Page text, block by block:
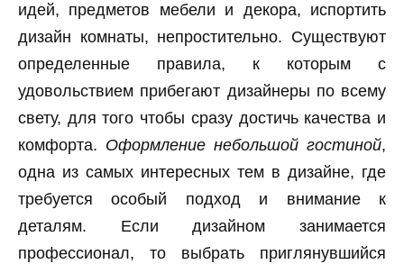
идей, предметов мебели и декора, испортить
дизайн комнаты, непростительно. Существуют
определенные правила, к которым с
удовольствием прибегают дизайнеры по всему
свету, для того чтобы сразу достичь качества и
комфорта. Оформление небольшой гостиной,
одна из самых интересных тем в дизайне, где
требуется особый подход и внимание к
деталям. Если дизайном занимается
профессионал, то выбрать приглянувшийся